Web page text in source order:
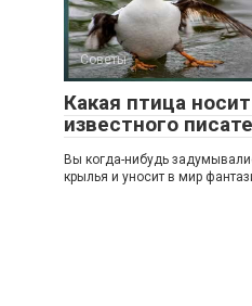
Советы
Какая птица
известного
Вы когда-нибудь
крылья и уносит в мир